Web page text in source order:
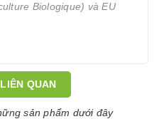
Biologique) và EU
QUAN
sản phẩm dưới đây